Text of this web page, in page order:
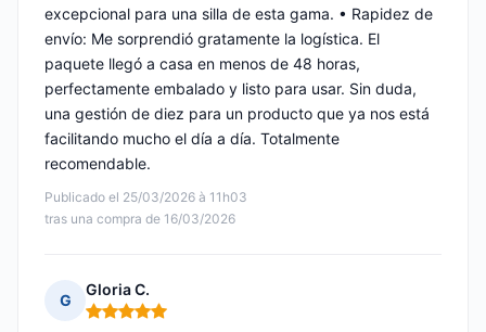
Publicado el 25/03/2026 à 11h03
tras una compra de 16/03/2026
excepcional para una silla de esta gama. • Rapidez de
envío: Me sorprendió gratamente la logística. El
paquete llegó a casa en menos de 48 horas,
perfectamente embalado y listo para usar. Sin duda,
una gestión de diez para un producto que ya nos está
facilitando mucho el día a día. Totalmente
recomendable.
G
Gloria C.
Nota: 5 de 5